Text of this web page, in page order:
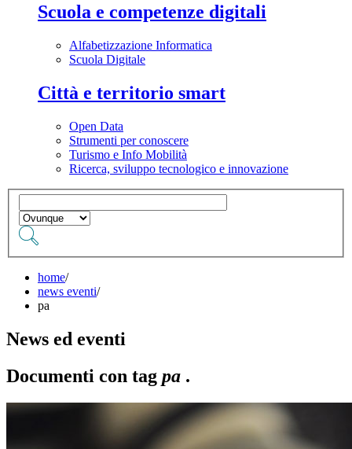
Scuola e competenze digitali
Alfabetizzazione Informatica
Scuola Digitale
Città e territorio smart
Open Data
Strumenti per conoscere
Turismo e Info Mobilità
Ricerca, sviluppo tecnologico e innovazione
home/
news eventi/
pa
News ed eventi
Documenti con tag pa .